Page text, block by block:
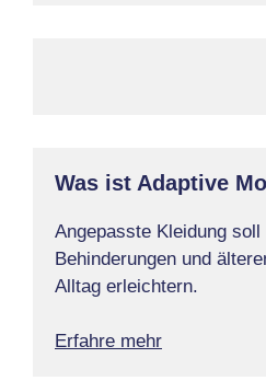
Was ist Adaptive
Angepasste Kleidung
Behinderungen und
Alltag erleichtern.
Erfahre mehr